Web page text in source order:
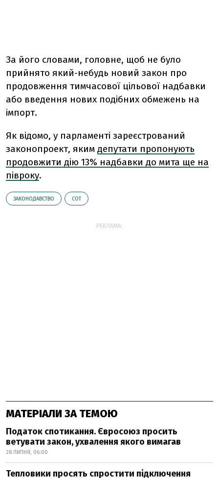
За його словами, головне, щоб не було
прийнято який-небудь новий закон про
продовження тимчасової цільової надбавки
або введення нових подібних обмежень на
імпорт.
Як відомо, у парламенті зареєстрований
законопроект, яким депутати пропонують
продовжити дію 13% надбавки до мита ще на
півроку.
ЗАКОНОДАВСТВО СОТ
РЕКЛАМА:
МАТЕРІАЛИ ЗА ТЕМОЮ
Податок спотикання. Євросоюз просить
ветувати закон, ухвалення якого вимагав
28 ЛИПНЯ, 06:00
Тепловики просять спростити підключення